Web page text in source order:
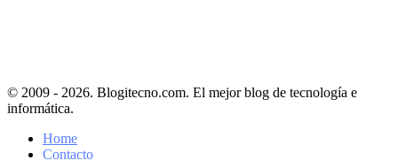
© 2009 - 2026. Blogitecno.com. El mejor blog de tecnología e
informática.
Home
Contacto